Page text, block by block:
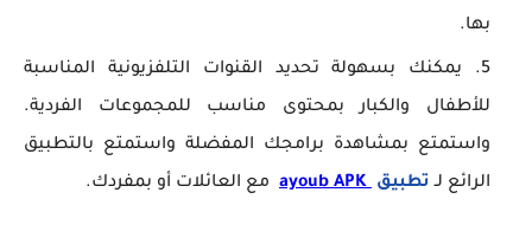
بها.
يمكنك بسهولة تحديد القنوات التلفزيونية المناسبة
للأطفال والكبار بمحتوى مناسب للمجموعات الفردية.
واستمتع بمشاهدة برامجك المفضلة واستمتع بالتطبيق
الرائع لـ تطبيق ayoub APK مع العائلات أو بمفردك.